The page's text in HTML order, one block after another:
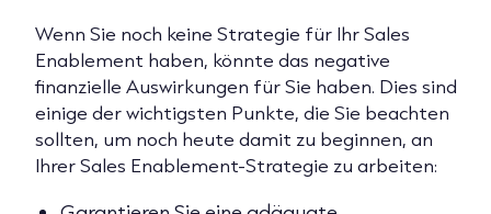
Wenn Sie noch keine Strategie für Ihr Sales
Enablement haben, könnte das negative
finanzielle Auswirkungen für Sie haben. Dies sind
einige der wichtigsten Punkte, die Sie beachten
sollten, um noch heute damit zu beginnen, an
Ihrer Sales Enablement-Strategie zu arbeiten: